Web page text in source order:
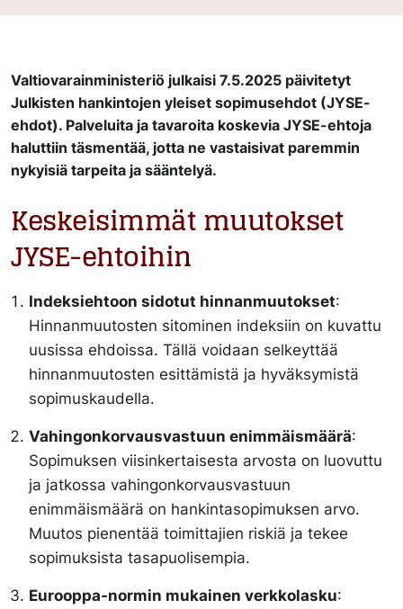
Valtiovarainministeriö julkaisi 7.5.2025 päivitetyt
Julkisten hankintojen yleiset sopimusehdot (JYSE-
ehdot). Palveluita ja tavaroita koskevia JYSE-ehtoja
haluttiin täsmentää, jotta ne vastaisivat paremmin
nykyisiä tarpeita ja sääntelyä.
Keskeisimmät muutokset
JYSE-ehtoihin
Indeksiehtoon sidotut hinnanmuutokset:
Hinnanmuutosten sitominen indeksiin on kuvattu
uusissa ehdoissa. Tällä voidaan selkeyttää
hinnanmuutosten esittämistä ja hyväksymistä
sopimuskaudella.
Vahingonkorvausvastuun enimmäismäärä:
Sopimuksen viisinkertaisesta arvosta on luovuttu
ja jatkossa vahingonkorvausvastuun
enimmäismäärä on hankintasopimuksen arvo.
Muutos pienentää toimittajien riskiä ja tekee
sopimuksista tasapuolisempia.
Eurooppa-normin mukainen verkkolasku: